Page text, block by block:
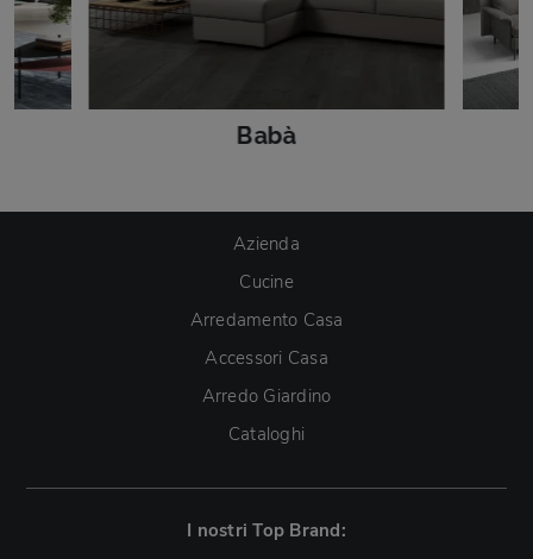
Babà
Azienda
Cucine
Arredamento Casa
Accessori Casa
Arredo Giardino
Cataloghi
I nostri Top Brand: